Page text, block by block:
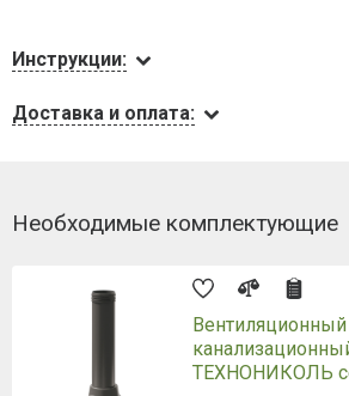
Инструкции:
Доставка и оплата:
Необходимые комплектующие
ТЕХНОНИКОЛЬ